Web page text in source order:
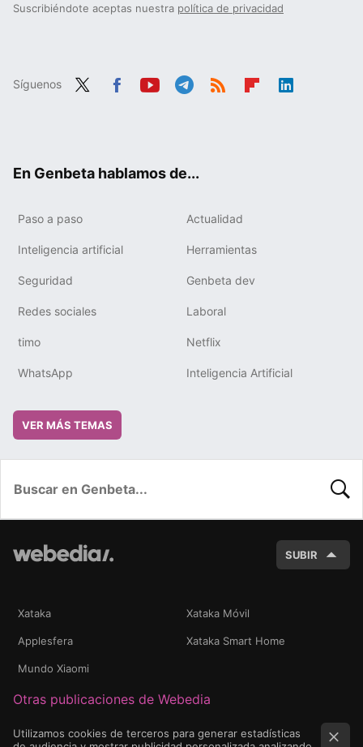
Suscribiéndote aceptas nuestra política de privacidad
Síguenos
En Genbeta hablamos de...
Paso a paso Actualidad
Inteligencia artificial Herramientas
Seguridad Genbeta dev
Redes sociales Laboral
timo Netflix
WhatsApp Inteligencia Artificial
VER MÁS TEMAS
SUBIR
Xataka Xataka Móvil
Applesfera Xataka Smart Home
Mundo Xiaomi
Otras publicaciones de Webedia
Utilizamos cookies de terceros para generar estadísticas